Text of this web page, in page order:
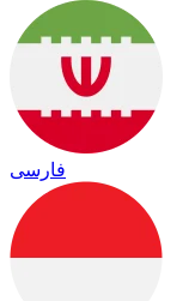
فارسی